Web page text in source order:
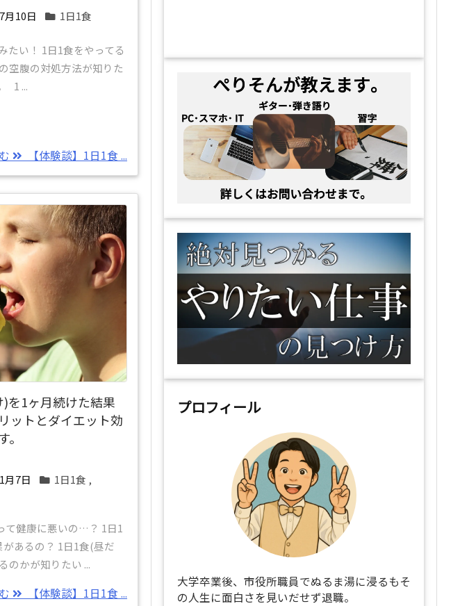
月10日 1日1食
たい！ 1日1食をやってる
空腹の対処方法が知りた
1 ...
【体験談】1日1食 ...
)を1ヶ月続けた結果
ットとダイエット効
月7日 1日1食 ,
て健康に悪いの…？ 1日1
あるの？ 1日1食(昼だ
のかが知りたい ...
【体験談】1日1食 ...
プロフィール
大学卒業後、市役所職員でぬるま湯に浸るもそ
の人生に面白さを見いだせず退職。